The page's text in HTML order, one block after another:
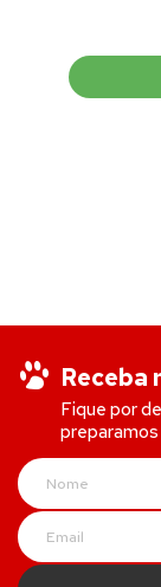
Receba
Fique por